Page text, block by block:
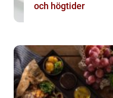
och högtider